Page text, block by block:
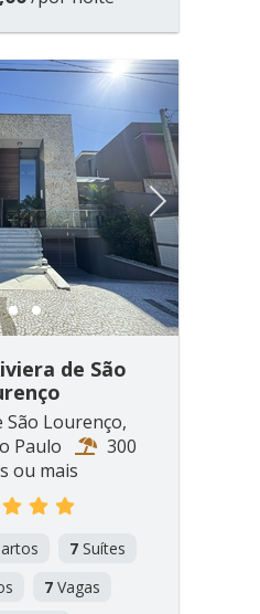
Next
2 3
de São
São Lourenço,
Paulo
300
ou mais
7 Suítes
7Vagas